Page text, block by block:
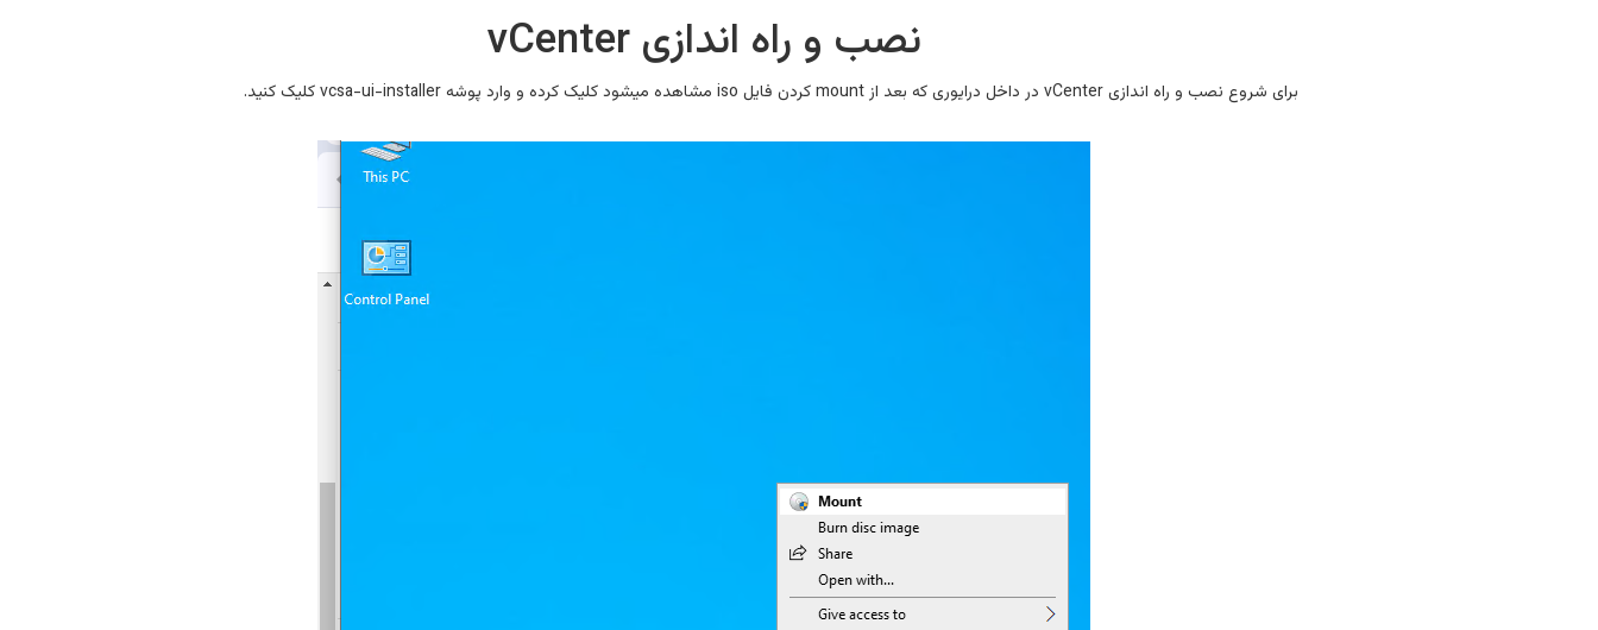
نصب و راه اندازی vCenter
برای شروع نصب و راه اندازی vCenter در داخل درایوری که بعد از mount کردن فایل iso مشاهده میشود کلیک کرده و وارد پوشه vcsa-ui-installer کلیک کنید.